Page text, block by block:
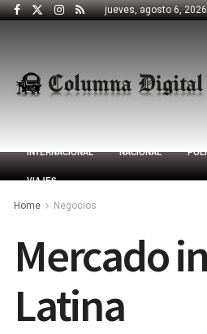
jueves, agosto 6, 2026
INTERNACIONAL NACIONAL
VIAJES
Home Negocios
Mercado
Latina